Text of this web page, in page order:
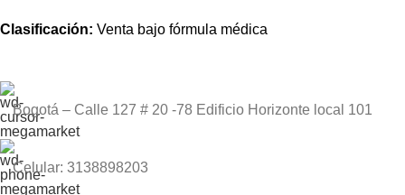
Clasificación: Venta bajo fórmula médica
Bogotá – Calle 127 # 20 -78 Edificio Horizonte local 101
Celular: 3138898203